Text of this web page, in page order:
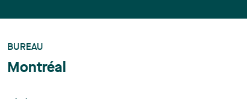
BUREAU
Montréal